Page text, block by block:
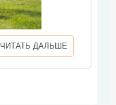
ЧИТАТЬ ДАЛЬШЕ